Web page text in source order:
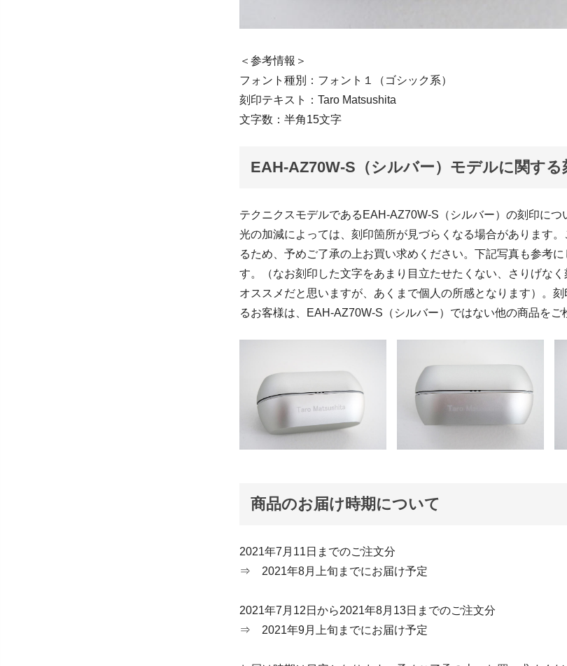
＜参考情報＞
フォント種別：フォント１（ゴシック系）
刻印テキスト：Taro Matsushita
文字数：半角15文字
EAH-AZ70W-S（シルバー）モデルに関する
テクニクスモデルであるEAH-AZ70W-S（シルバー）の刻印につ
光の加減によっては、刻印箇所が見づらくなる場合があります
るため、予めご了承の上お買い求めください。下記写真も参考
す。（なお刻印した文字をあまり目立たせたくない、さりげな
オススメだと思いますが、あくまで個人の所感となります）。
るお客様は、EAH-AZ70W-S（シルバー）ではない他の商品をご
商品のお届け時期について
2021年7月11日までのご注文分
⇒ 2021年8月上旬までにお届け予定
2021年7月12日から2021年8月13日までのご注文分
⇒ 2021年9月上旬までにお届け予定